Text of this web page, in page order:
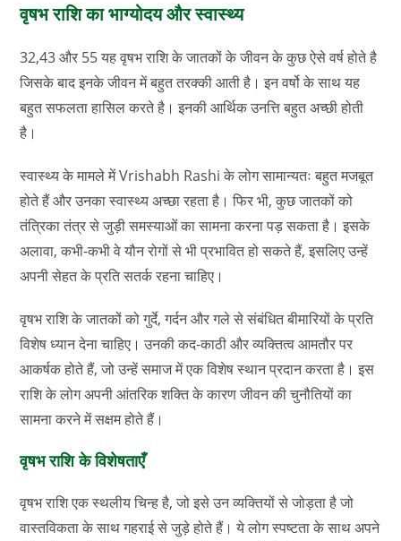
वृषभ राशि का भाग्योदय और स्वास्थ्य
32,43 और 55 यह वृषभ राशि के जातकों के जीवन के कुछ ऐसे वर्ष होते है
जिसके बाद इनके जीवन में बहुत तरक्की आती है। इन वर्षो के साथ यह
बहुत सफलता हासिल करते है। इनकी आर्थिक उनत्ति बहुत अच्छी होती
है।
स्वास्थ्य के मामले में Vrishabh Rashi के लोग सामान्यतः बहुत मजबूत
होते हैं और उनका स्वास्थ्य अच्छा रहता है। फिर भी, कुछ जातकों को
तंत्रिका तंत्र से जुड़ी समस्याओं का सामना करना पड़ सकता है। इसके
अलावा, कभी-कभी वे यौन रोगों से भी प्रभावित हो सकते हैं, इसलिए उन्हें
अपनी सेहत के प्रति सतर्क रहना चाहिए।
वृषभ राशि के जातकों को गुर्दे, गर्दन और गले से संबंधित बीमारियों के प्रति
विशेष ध्यान देना चाहिए। उनकी कद-काठी और व्यक्तित्व आमतौर पर
आकर्षक होते हैं, जो उन्हें समाज में एक विशेष स्थान प्रदान करता है। इस
राशि के लोग अपनी आंतरिक शक्ति के कारण जीवन की चुनौतियों का
सामना करने में सक्षम होते हैं।
वृषभ राशि के विशेषताएँ
वृषभ राशि एक स्थलीय चिन्ह है, जो इसे उन व्यक्तियों से जोड़ता है जो
वास्तविकता के साथ गहराई से जुड़े होते हैं। ये लोग स्पष्टता के साथ अपने